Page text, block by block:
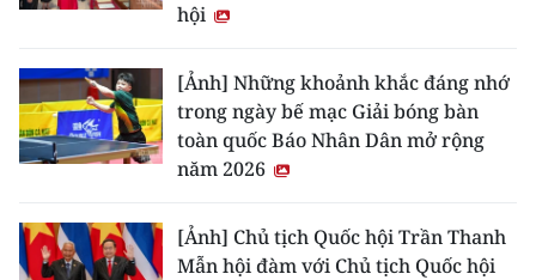
hội
[Ảnh] Những khoảnh khắc đáng nhớ
trong ngày bế mạc Giải bóng bàn
toàn quốc Báo Nhân Dân mở rộng
năm 2026
[Ảnh] Chủ tịch Quốc hội Trần Thanh
Mẫn hội đàm với Chủ tịch Quốc hội